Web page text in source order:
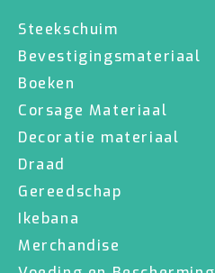
Steekschuim
Bevestigingsmateriaal
Boeken
Corsage Materiaal
Decoratie materiaal
Draad
Gereedschap
Ikebana
Merchandise